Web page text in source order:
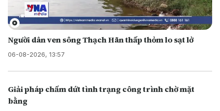
Người dân ven sông Thạch Hãn thấp thỏm lo sạt lở
06-08-2026, 13:57
Giải pháp chấm dứt tình trạng công trình chờ mặt
bằng